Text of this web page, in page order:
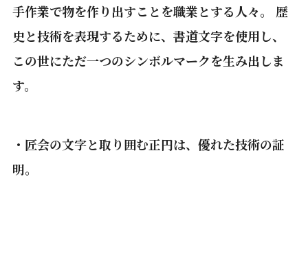
手作業で物を作り出すことを職業とする人々。 歴
史と技術を表現するために、書道文字を使用し、
この世にただ一つのシンボルマークを生み出しま
す。
・匠会の文字と取り囲む正円は、優れた技術の証
明。